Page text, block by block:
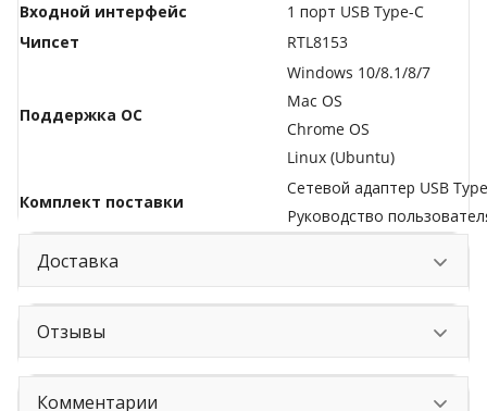
Входной интерфейс
1 порт USB Type-C
Чипсет
RTL8153
Поддержка OC
Windows 10/8.1/8/7
Mac OS
Chrome OS
Linux (Ubuntu)
Комплект поставки
Сетевой адаптер USB
Руководство
Доставка
Отзывы
Комментарии